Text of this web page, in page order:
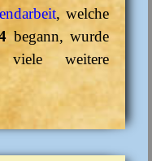
, welche
begann, wurde
weitere